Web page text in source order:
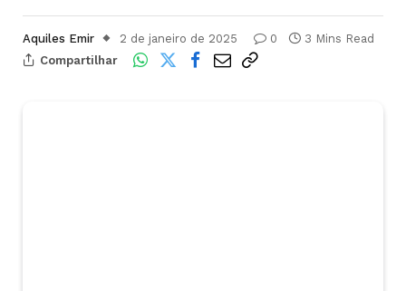
Aquiles Emir 2 de janeiro de 2025 0
3 Mins Read
Compartilhar